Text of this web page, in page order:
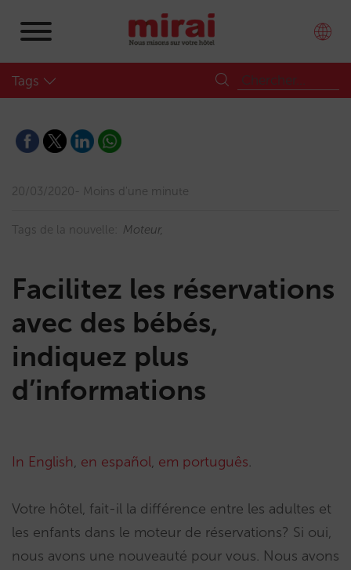
Tags
20/03/2020 Moins d'une minute
Tags de la nouvelle: Moteur
Facilitez les réservations
avec des bébés,
indiquez plus
d’informations
In English, en español, em português.
Votre hôtel, fait-il la différence entre les adultes et
les enfants dans le moteur de réservations? Si oui,
nous avons une nouveauté pour vous. Nous avons